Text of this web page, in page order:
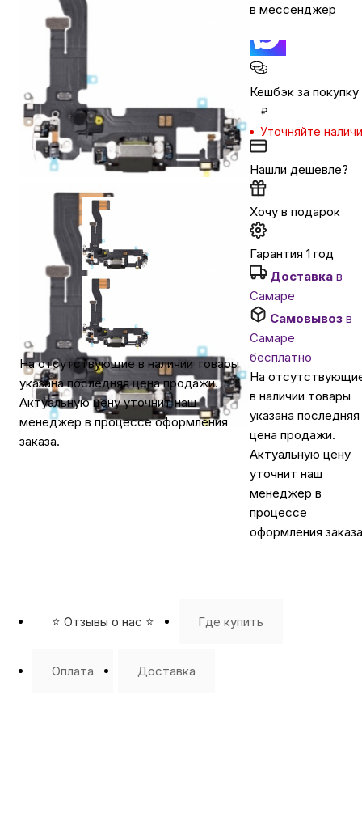
Сумки и чемоданы
Для дома и дачи
LEGO
Для домашних питомцев
Умный дом и безопасность
Автомобильные аксессуары
Сервисный центр Apple в Самаре
Подарочные сертификаты
Аудио
На отсутствующие в наличии товары
указана последняя цена продажи.
Актуальную цену уточнит наш
менеджер в процессе оформления
заказа.
в мессенджер
Кешбэк за покупку
₽
Уточняйте
Нашли дешевле?
Хочу в подарок
Гарантия 1 год
Доставкав
Самаре
Самовывозв
Самаре
бесплатно
На
в наличии товары
указана последняя
цена продажи.
Актуальную цену
уточнит наш
менеджер в
процессе
оформления
⭐️ Отзывы о нас ⭐️ Где купить
Оплата Доставка